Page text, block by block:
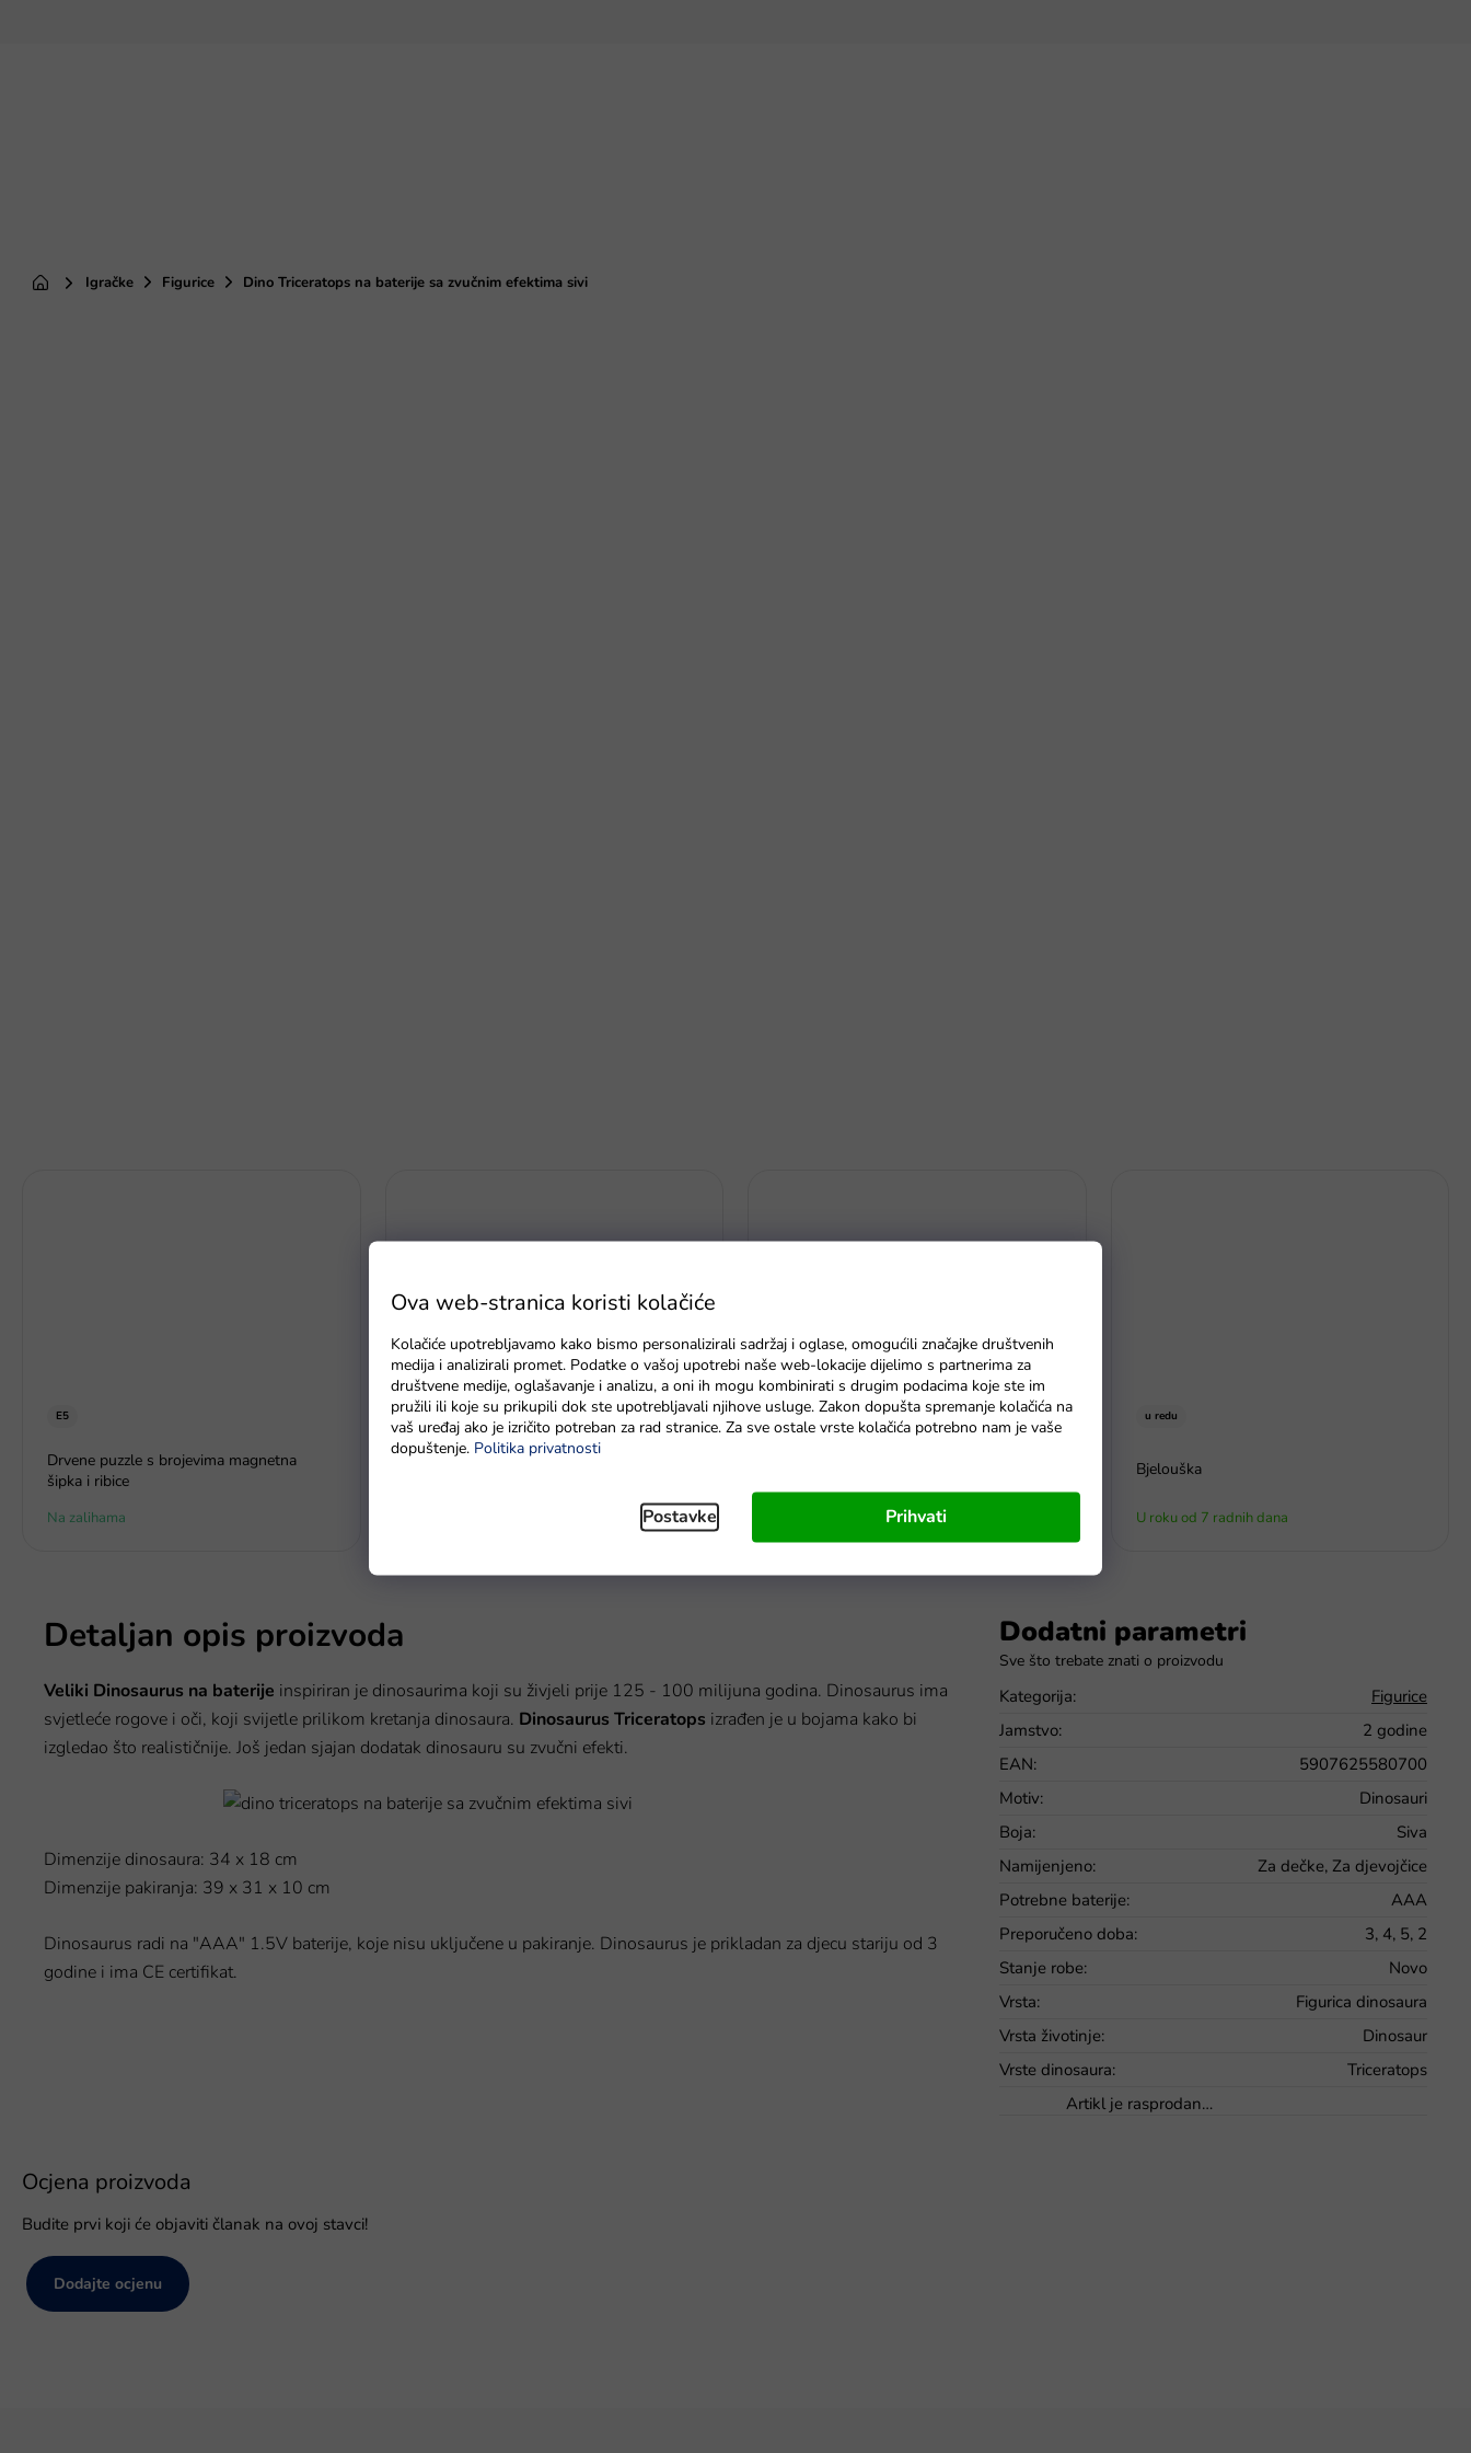
Ova web-stranica koristi kolačiće
Kolačiće upotrebljavamo kako bismo personalizirali sadržaj i oglase, omogućili značajke društvenih
medija i analizirali promet. Podatke o vašoj upotrebi naše web-lokacije dijelimo s partnerima za
društvene medije, oglašavanje i analizu, a oni ih mogu kombinirati s drugim podacima koje ste im
pružili ili koje su prikupili dok ste upotrebljavali njihove usluge. Zakon dopušta spremanje kolačića na
vaš uređaj ako je izričito potreban za rad stranice. Za sve ostale vrste kolačića potrebno nam je vaše
dopuštenje. Politika privatnosti
Postavke Prihvati
PočetnaIgračke Figurice Dino Triceratops na baterije sa zvučnim efektima sivi
E5
Drvene puzzle s brojevima magnetna
šipka i ribice
Na zalihama
Baterie GP Greencell R03 typ AAA 4 ks
u redu
U roku od 7 radnih dana
u redu
Bjelouška
U roku od 7 radnih dana
Detaljan opis proizvoda
Veliki Dinosaurus na baterije inspiriran je dinosaurima koji su živjeli prije 125 - 100 milijuna godina. Dinosaurus ima
svjetleće rogove i oči, koji svijetle prilikom kretanja dinosaura. Dinosaurus Triceratops izrađen je u bojama kako bi
izgledao što realističnije. Još jedan sjajan dodatak dinosauru su zvučni efekti.
Dimenzije dinosaura: 34 x 18 cm
Dimenzije pakiranja: 39 x 31 x 10 cm
Dinosaurus radi na "AAA" 1.5V baterije, koje nisu uključene u pakiranje. Dinosaurus je prikladan za djecu stariju od 3
godine i ima CE certifikat.
Dodatni parametri
Kategorija:
Figurice
Jamstvo:
2 godine
EAN:
5907625580700
Motiv:
Dinosauri
Boja:
Siva
Namijenjeno:
Za dečke, Za djevojčice
Potrebne baterije:
AAA
Preporučeno doba:
3, 4, 5, 2
Stanje robe:
Novo
Vrsta:
Figurica dinosaura
Vrsta životinje:
Dinosaur
Vrste dinosaura:
Triceratops
Artikl je rasprodan…
Ocjena proizvoda
Budite prvi koji će objaviti članak na ovoj stavci!
Dodajte ocjenu